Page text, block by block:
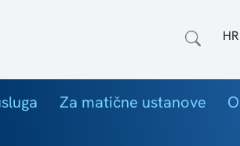
Za matične ustanove